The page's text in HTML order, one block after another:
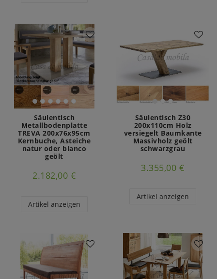
Säulentisch
Metallbodenplatte
TREVA 200x76x95cm
Kernbuche, Asteiche
natur oder bianco
geölt
2.182,00 €
Artikel anzeigen
Säulentisch Z30
200x110cm Holz
versiegelt Baumkante
Massivholz geölt
schwarzgrau
3.355,00 €
Artikel anzeigen